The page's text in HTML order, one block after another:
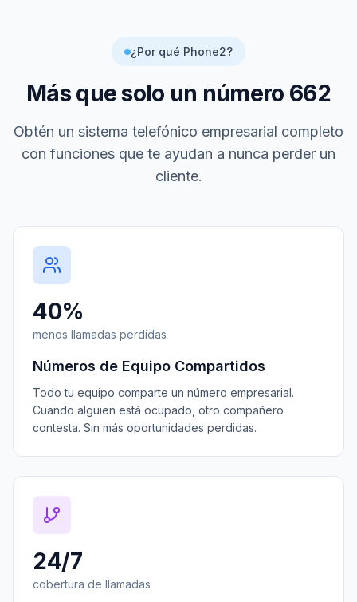
¿Por qué Phone2?
Más que solo un número 662
Obtén un sistema telefónico empresarial completo
con funciones que te ayudan a nunca perder un
cliente.
40%
menos llamadas perdidas
Números de Equipo Compartidos
Todo tu equipo comparte un número empresarial.
Cuando alguien está ocupado, otro compañero
contesta. Sin más oportunidades perdidas.
24/7
cobertura de llamadas